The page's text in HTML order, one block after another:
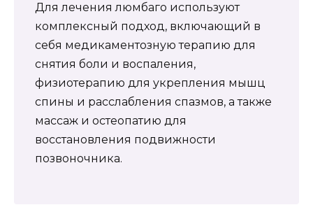
Для лечения люмбаго используют
комплексный подход, включающий в
себя медикаментозную терапию для
снятия боли и воспаления,
физиотерапию для укрепления мышц
спины и расслабления спазмов, а также
массаж и остеопатию для
восстановления подвижности
позвоночника.